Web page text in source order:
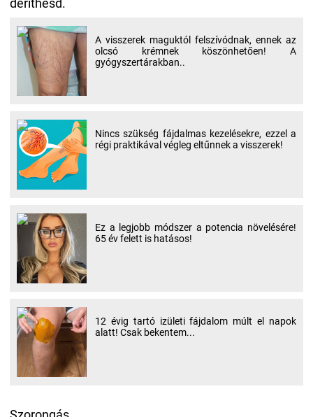
A visszerek maguktól felszívódnak, ennek az
olcsó krémnek köszönhetően! A
gyógyszertárakban..
Nincs szükség fájdalmas kezelésekre, ezzel a
régi praktikával végleg eltűnnek a visszerek!
Ez a legjobb módszer a potencia növelésére!
65 év felett is hatásos!
12 évig tartó izületi fájdalom múlt el napok
alatt! Csak bekentem...